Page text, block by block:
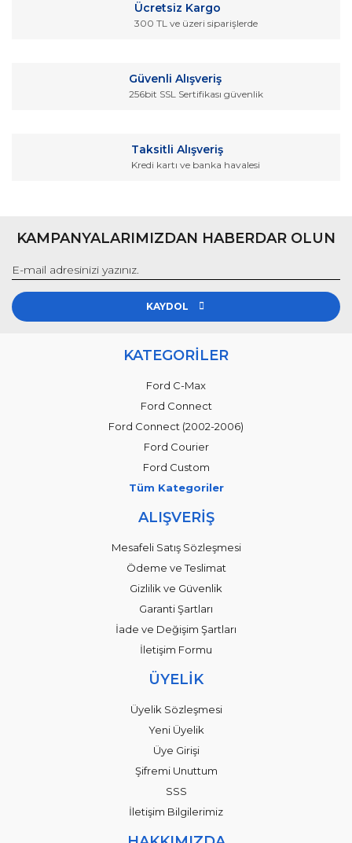
Ürün fiyatı diğer sitelerden daha pahalı.
Ücretsiz Kargo
300 TL ve üzeri siparişlerde
Güvenli Alışveriş
256bit SSL Sertifikası güvenlik
Taksitli Alışveriş
Kredi kartı ve banka havalesi
KAMPANYALARIMIZDAN HABERDAR OLUN
KAYDOL
KATEGORİLER
Ford C-Max
Ford Connect
Ford Connect (2002-2006)
Ford Courier
Ford Custom
Tüm Kategoriler
ALIŞVERİŞ
Mesafeli Satış Sözleşmesi
Ödeme ve Teslimat
Gizlilik ve Güvenlik
Garanti Şartları
İade ve Değişim Şartları
İletişim Formu
ÜYELİK
Üyelik Sözleşmesi
Yeni Üyelik
Üye Girişi
Şifremi Unuttum
SSS
İletişim Bilgilerimiz